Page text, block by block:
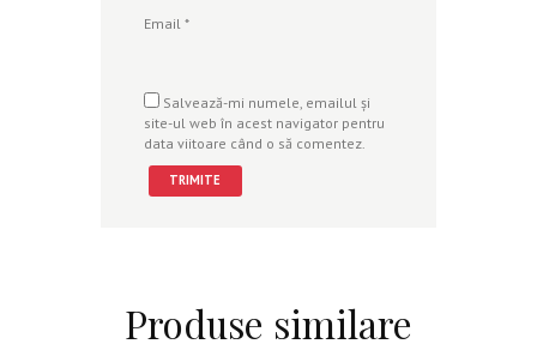
Email *
Salvează-mi numele, emailul și
site-ul web în acest navigator pentru
data viitoare când o să comentez.
Produse similare